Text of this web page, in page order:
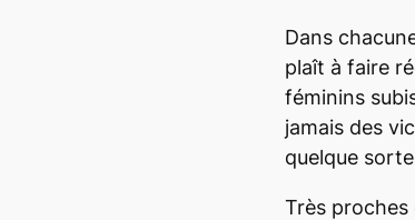
Dans
plaît à faire
féminins
jamais des
quelque sorte
Très